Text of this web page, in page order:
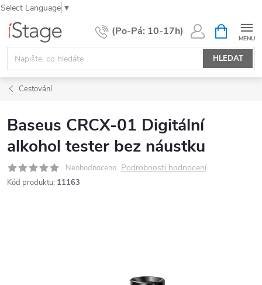
Select Language ▼
Přejít
obsah
HLEDAT
NÁKUPNÍ
KOŠÍK
Cestování
Baseus CRCX-01 Digitální
alkohol tester bez náustku
Neohodnoceno Podrobnosti hodnocení
Kód produktu: 11163